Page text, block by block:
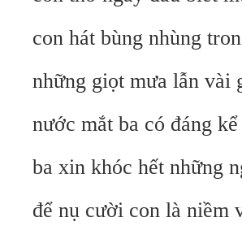
con hát bùng nhùng
những giọt mưa lẫn vài
nước mắt ba có đáng
ba xin khóc hết những
để nụ cười con là niềm